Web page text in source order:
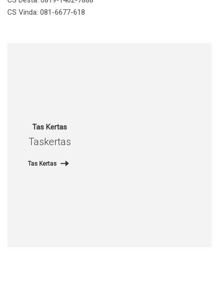
CS Vinda: 081-6677-618
Tas Kertas
Taskertas
Tas Kertas